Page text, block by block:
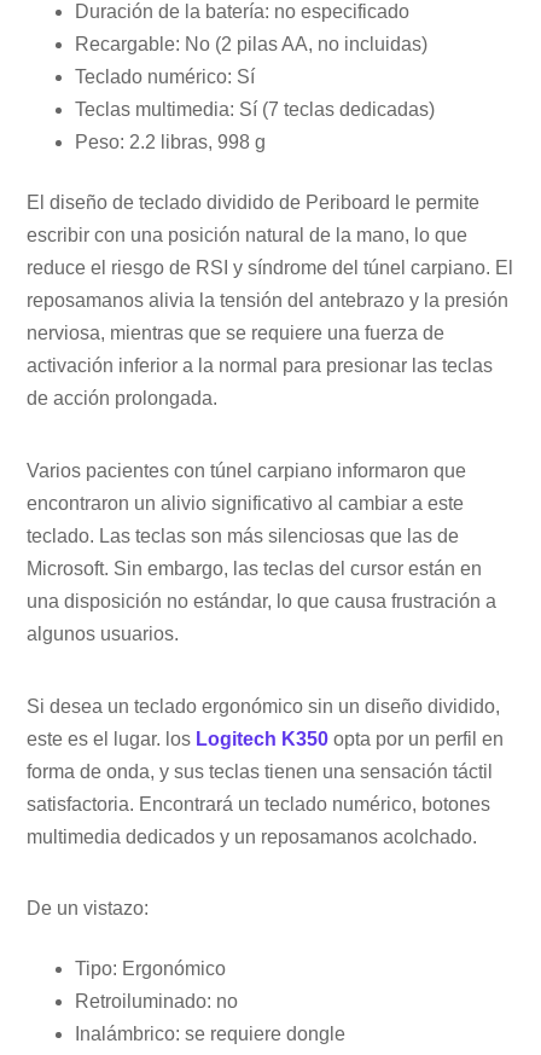
Duración de la batería: no especificado
Recargable: No (2 pilas AA, no incluidas)
Teclado numérico: Sí
Teclas multimedia: Sí (7 teclas dedicadas)
Peso: 2.2 libras, 998 g
El diseño de teclado dividido de Periboard le permite
escribir con una posición natural de la mano, lo que
reduce el riesgo de RSI y síndrome del túnel carpiano. El
reposamanos alivia la tensión del antebrazo y la presión
nerviosa, mientras que se requiere una fuerza de
activación inferior a la normal para presionar las teclas
de acción prolongada.
Varios pacientes con túnel carpiano informaron que
encontraron un alivio significativo al cambiar a este
teclado. Las teclas son más silenciosas que las de
Microsoft. Sin embargo, las teclas del cursor están en
una disposición no estándar, lo que causa frustración a
algunos usuarios.
Si desea un teclado ergonómico sin un diseño dividido,
este es el lugar. los Logitech K350 opta por un perfil en
forma de onda, y sus teclas tienen una sensación táctil
satisfactoria. Encontrará un teclado numérico, botones
multimedia dedicados y un reposamanos acolchado.
De un vistazo:
Tipo: Ergonómico
Retroiluminado: no
Inalámbrico: se requiere dongle